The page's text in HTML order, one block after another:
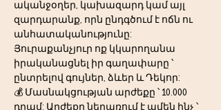
ականջօղեր, կախազարդ կամ այլ
զարդարանք, որն ընդգծում է ոճն ու
անհատականությունը:
Յուրաքանչյուր ոք կկարողանա
իրականացնել իր գաղափարը ՝
ընտրելով գույներ, ձևեր և Դեկոր:
💰 Մասնակցության արժեքը ՝ 10.000
դրամ: Արժեքը ներառում է ամեն ինչ ՝